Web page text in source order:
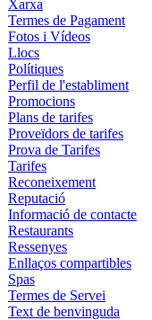
Xarxa
Termes de Pagament
Fotos i Vídeos
Llocs
Polítiques
Perfil de l'establiment
Promocions
Plans de tarifes
Proveïdors de tarifes
Prova de Tarifes
Tarifes
Reconeixement
Reputació
Informació de contacte
Restaurants
Ressenyes
Enllaços compartibles
Spas
Termes de Servei
Text de benvinguda